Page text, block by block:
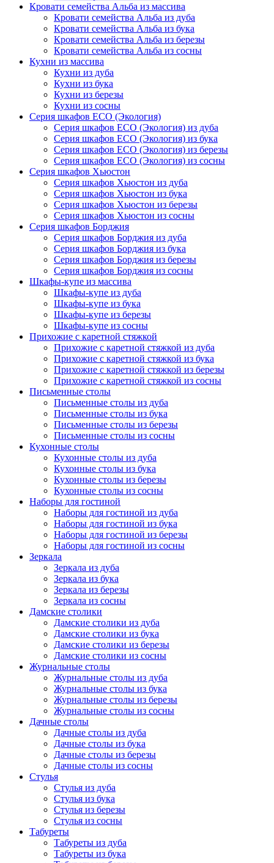
Кровати семейства Альба из массива
Кровати семейства Альба из дуба
Кровати семейства Альба из бука
Кровати семейства Альба из березы
Кровати семейства Альба из сосны
Кухни из массива
Кухни из дуба
Кухни из бука
Кухни из березы
Кухни из сосны
Серия шкафов ECO (Экология)
Серия шкафов ECO (Экология) из дуба
Серия шкафов ECO (Экология) из бука
Серия шкафов ECO (Экология) из березы
Серия шкафов ECO (Экология) из сосны
Серия шкафов Хьюстон
Серия шкафов Хьюстон из дуба
Серия шкафов Хьюстон из бука
Серия шкафов Хьюстон из березы
Серия шкафов Хьюстон из сосны
Серия шкафов Борджия
Серия шкафов Борджия из дуба
Серия шкафов Борджия из бука
Серия шкафов Борджия из березы
Серия шкафов Борджия из сосны
Шкафы-купе из массива
Шкафы-купе из дуба
Шкафы-купе из бука
Шкафы-купе из березы
Шкафы-купе из сосны
Прихожие с каретной стяжкой
Прихожие с каретной стяжкой из дуба
Прихожие с каретной стяжкой из бука
Прихожие с каретной стяжкой из березы
Прихожие с каретной стяжкой из сосны
Письменные столы
Письменные столы из дуба
Письменные столы из бука
Письменные столы из березы
Письменные столы из сосны
Кухонные столы
Кухонные столы из дуба
Кухонные столы из бука
Кухонные столы из березы
Кухонные столы из сосны
Наборы для гостиной
Наборы для гостиной из дуба
Наборы для гостиной из бука
Наборы для гостиной из березы
Наборы для гостиной из сосны
Зеркала
Зеркала из дуба
Зеркала из бука
Зеркала из березы
Зеркала из сосны
Дамские столики
Дамские столики из дуба
Дамские столики из бука
Дамские столики из березы
Дамские столики из сосны
Журнальные столы
Журнальные столы из дуба
Журнальные столы из бука
Журнальные столы из березы
Журнальные столы из сосны
Дачные столы
Дачные столы из дуба
Дачные столы из бука
Дачные столы из березы
Дачные столы из сосны
Стулья
Стулья из дуба
Стулья из бука
Стулья из березы
Стулья из сосны
Табуреты
Табуреты из дуба
Табуреты из бука